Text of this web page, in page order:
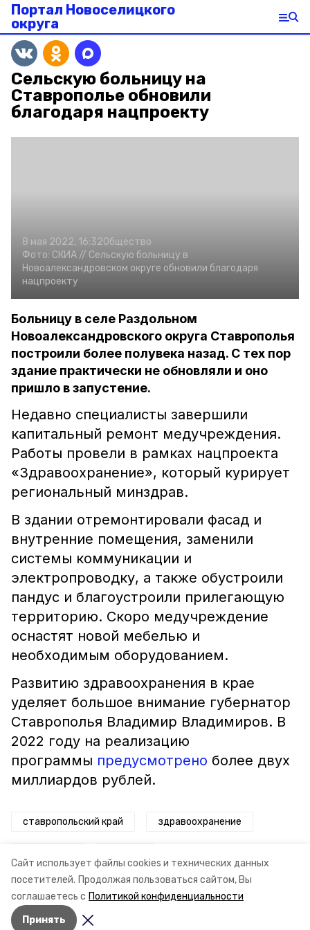
Сайт использует файлы cookies и технических данных
посетителей. Продолжая пользоваться сайтом, Вы
соглашаетесь с Политикой конфиденциальности
Принять
Портал Новоселицкого
округа
Сельскую больницу на
Ставрополье обновили
благодаря нацпроекту
8 мая 2022, 16:32Общество
Фото: СКИА // Сельскую больницу в
Новоалександровском округе обновили благодаря
нацпроекту
Больницу в селе Раздольном
Новоалександровского округа Ставрополья
построили более полувека назад. С тех пор
здание практически не обновляли и оно
пришло в запустение.
Недавно специалисты завершили
капитальный ремонт медучреждения.
Работы провели в рамках нацпроекта
«Здравоохранение», который курирует
региональный минздрав.
В здании отремонтировали фасад и
внутренние помещения, заменили
системы коммуникации и
электропроводку, а также обустроили
пандус и благоустроили прилегающую
территорию. Скоро медучреждение
оснастят новой мебелью и
необходимым оборудованием.
Развитию здравоохранения в крае
уделяет большое внимание губернатор
Ставрополья Владимир Владимиров. В
2022 году на реализацию
программы предусмотрено более двух
миллиардов рублей.
ставропольский край здравоохранение
владимир владимиров минздрав ск
Авторы: Александр Григоров